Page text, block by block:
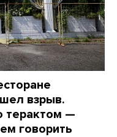
взрыв.
терактом —
говорить